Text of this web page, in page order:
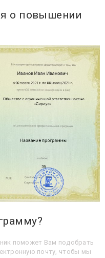
о повышении
поможет Вам подобрать
почту, чтобы мы